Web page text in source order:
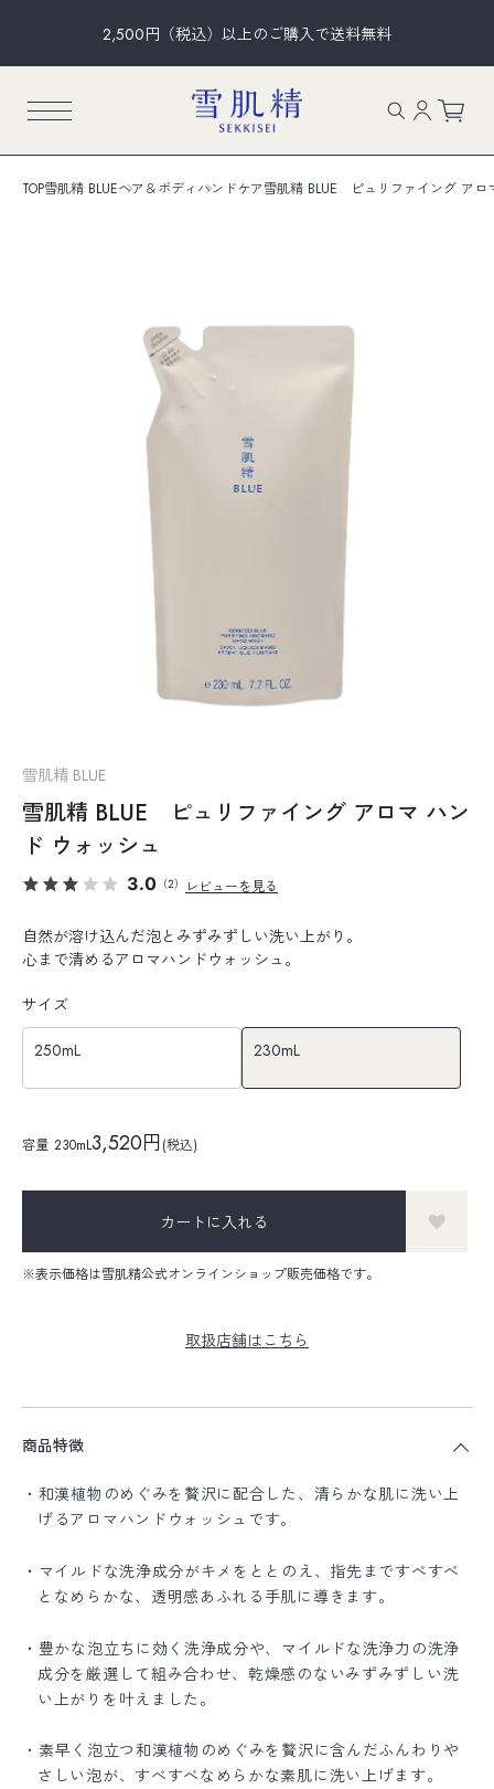
2,500円（税込）以上のご購入で送料無料
TOP雪肌精 BLUEヘア＆ボディ ハンドケア雪肌精 BLUE ピュリファイング アロ
雪肌精 BLUE
雪肌精 BLUE ピュリファイング アロマ ハン
ド ウォッシュ
3.0 （2） レビューを見る
自然が溶け込んだ泡とみずみずしい洗い上がり。
心まで清めるアロマハンドウォッシュ。
サイズ
250mL 230mL
容量 230mL3,520円(税込)
カートに入れる
※表示価格は雪肌精公式オンラインショップ販売価格です。
取扱店舗はこちら
商品特徴
・和漢植物のめぐみを贅沢に配合した、清らかな肌に洗い上
げるアロマハンドウォッシュです。
・マイルドな洗浄成分がキメをととのえ、指先まですべすべ
となめらかな、透明感あふれる手肌に導きます。
・豊かな泡立ちに効く洗浄成分や、マイルドな洗浄力の洗浄
成分を厳選して組み合わせ、乾燥感のないみずみずしい洗
い上がりを叶えました。
・素早く泡立つ和漢植物のめぐみを贅沢に含んだふんわりや
さしい泡が、すべすべなめらかな素肌に洗い上げます。